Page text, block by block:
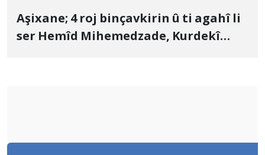
Aşixane; 4 roj binçavkirin û ti agahî li
ser Hemîd Mihemedzade, Kurdekî